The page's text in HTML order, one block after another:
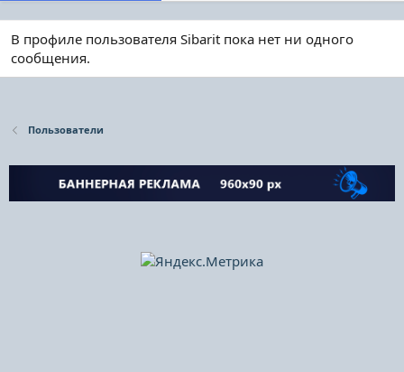
В профиле пользователя Sibarit пока нет ни одного
сообщения.
Пользователи